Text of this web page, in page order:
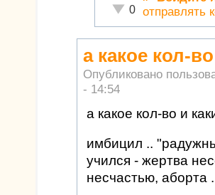
Неадекватно!
0 отправлять
а какое кол-
Опубликовано
- 14:54
а какое кол-во и
имбицил ..
учился - жертва
несчастью, аборта .